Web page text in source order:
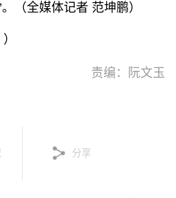
（全媒体记者 范坤鹏）
责编：阮文玉
分享